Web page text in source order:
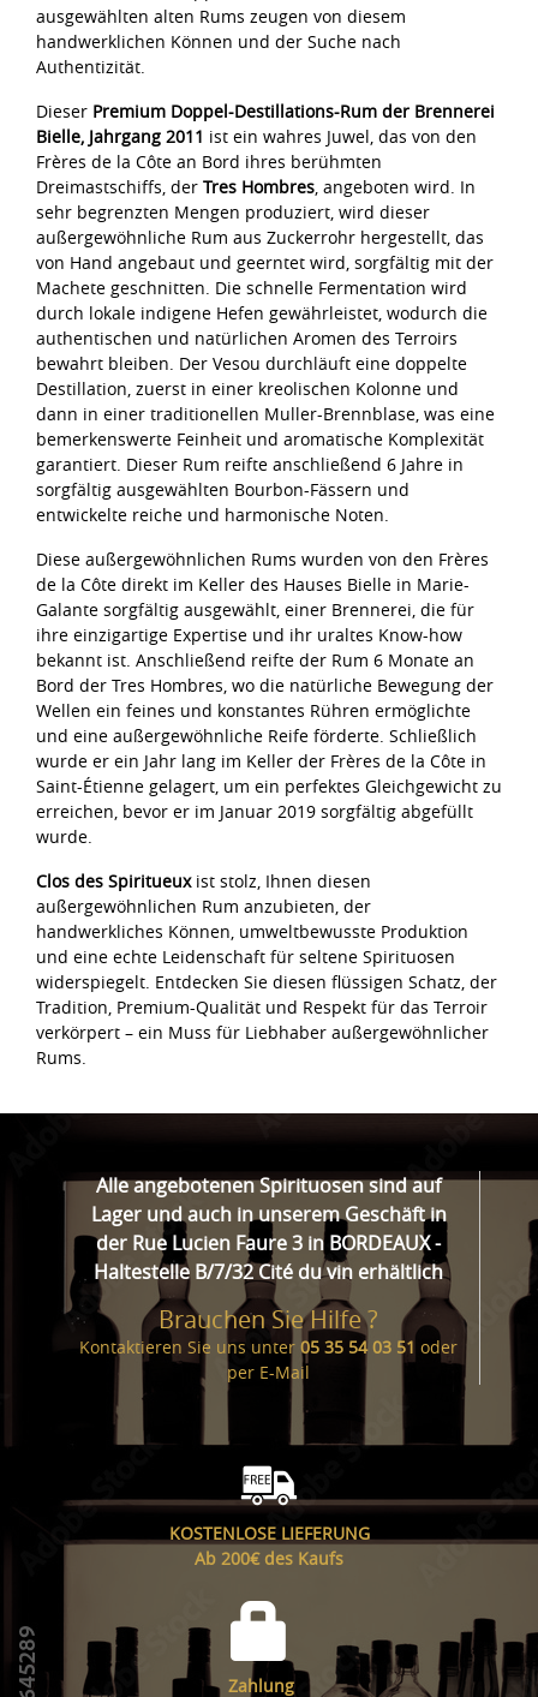
ausgewählten alten Rums zeugen von diesem
handwerklichen Können und der Suche nach
Authentizität.
Dieser Premium Doppel-Destillations-Rum der Brennerei
Bielle, Jahrgang 2011 ist ein wahres Juwel, das von den
Frères de la Côte an Bord ihres berühmten
Dreimastschiffs, der Tres Hombres, angeboten wird. In
sehr begrenzten Mengen produziert, wird dieser
außergewöhnliche Rum aus Zuckerrohr hergestellt, das
von Hand angebaut und geerntet wird, sorgfältig mit der
Machete geschnitten. Die schnelle Fermentation wird
durch lokale indigene Hefen gewährleistet, wodurch die
authentischen und natürlichen Aromen des Terroirs
bewahrt bleiben. Der Vesou durchläuft eine doppelte
Destillation, zuerst in einer kreolischen Kolonne und
dann in einer traditionellen Muller-Brennblase, was eine
bemerkenswerte Feinheit und aromatische Komplexität
garantiert. Dieser Rum reifte anschließend 6 Jahre in
sorgfältig ausgewählten Bourbon-Fässern und
entwickelte reiche und harmonische Noten.
Diese außergewöhnlichen Rums wurden von den Frères
de la Côte direkt im Keller des Hauses Bielle in Marie-
Galante sorgfältig ausgewählt, einer Brennerei, die für
ihre einzigartige Expertise und ihr uraltes Know-how
bekannt ist. Anschließend reifte der Rum 6 Monate an
Bord der Tres Hombres, wo die natürliche Bewegung der
Wellen ein feines und konstantes Rühren ermöglichte
und eine außergewöhnliche Reife förderte. Schließlich
wurde er ein Jahr lang im Keller der Frères de la Côte in
Saint-Étienne gelagert, um ein perfektes Gleichgewicht zu
erreichen, bevor er im Januar 2019 sorgfältig abgefüllt
wurde.
Clos des Spiritueuxist stolz, Ihnen diesen
außergewöhnlichen Rum anzubieten, der
handwerkliches Können, umweltbewusste Produktion
und eine echte Leidenschaft für seltene Spirituosen
widerspiegelt. Entdecken Sie diesen flüssigen Schatz, der
Tradition, Premium-Qualität und Respekt für das Terroir
verkörpert – ein Muss für Liebhaber außergewöhnlicher
Rums.
Alle angebotenen Spirituosen sind auf
Lager und auch in unserem Geschäft in
der Rue Lucien Faure 3 in BORDEAUX -
Haltestelle B/7/32 Cité du vin erhältlich
Brauchen Sie Hilfe ?
Kontaktieren Sie uns unter 05 35 54 03 51 oder
per E-Mail
KOSTENLOSE LIEFERUNG
Ab 200€ des Kaufs
Zahlung